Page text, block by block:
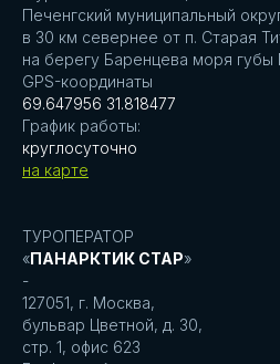
Печенгский муниципальный
в 30 км севернее от п. Старая
на берегу Баренцева моря
GPS-координаты
69.647956 31.818477
График работы:
круглосуточно
на карте
ТУРОПЕРАТОР
«ПАНАРКТИК СТАР»
-
127051, г. Москва,
бульвар Цветной, д. 30,
стр. 1, офис 623